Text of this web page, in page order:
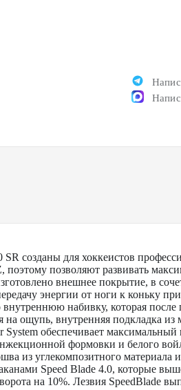
созданы для хоккеистов
позволяют развивать
внешнее покрытие, в
энергии от ноги к коньку
набивку, которая
ощупь, внутренняя подкладка из
обеспечивает
формовки и белого
из углекомпозитного материала
Speed Blade 4.0, которые
на 10%. Лезвия SpeedBlade